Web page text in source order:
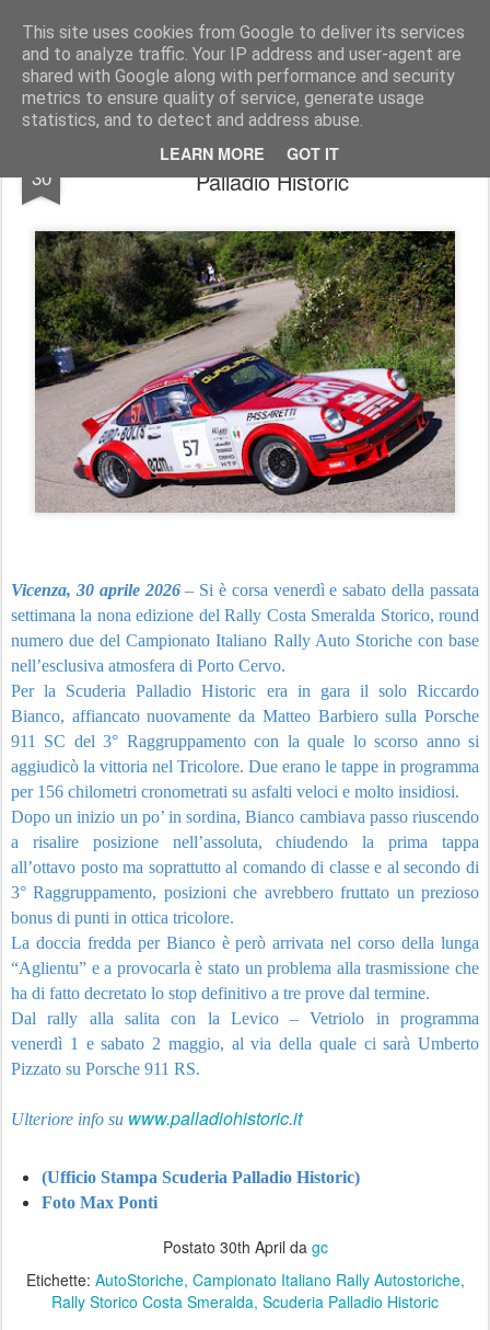
This site uses cookies from Google to deliver its services
and to analyze traffic. Your IP address and user-agent are
shared with Google along with performance and security
metrics to ensure quality of service, generate usage
statistics, and to detect and address abuse.
LEARN MORE GOT IT
AutoMotoCorse. Motorsport Random News 280912
30
Costa Smeralda amara per la Scuderia
Palladio Historic
Vicenza, 30 aprile 2026– Si è corsa venerdì e sabato della passata
settimana la nona edizione del Rally Costa Smeralda Storico, round
numero due del Campionato Italiano Rally Auto Storiche con base
nell’esclusiva atmosfera di Porto Cervo.
Per la Scuderia Palladio Historic era in gara il solo Riccardo
Bianco, affiancato nuovamente da Matteo Barbiero sulla Porsche
911 SC del 3° Raggruppamento con la quale lo scorso anno si
aggiudicò la vittoria nel Tricolore. Due erano le tappe in programma
per 156 chilometri cronometrati su asfalti veloci e molto insidiosi.
Dopo un inizio un po’ in sordina, Bianco cambiava passo riuscendo
a risalire posizione nell’assoluta, chiudendo la prima tappa
all’ottavo posto ma soprattutto al comando di classe e al secondo di
3° Raggruppamento, posizioni che avrebbero fruttato un prezioso
bonus di punti in ottica tricolore.
La doccia fredda per Bianco è però arrivata nel corso della lunga
“Aglientu” e a provocarla è stato un problema alla trasmissione che
ha di fatto decretato lo stop definitivo a tre prove dal termine.
Dal rally alla salita con la Levico – Vetriolo in programma
venerdì 1 esabato 2 maggio, al via della quale ci sarà Umberto
Pizzato su Porsche 911 RS.
Ulteriore info su www.palladiohistoric.it
(Ufficio Stampa Scuderia Palladio Historic)
Foto Max Ponti
Postato 30th April da gc
Etichette: AutoStoriche Campionato Italiano Rally Autostoriche
Rally Storico Costa Smeralda Scuderia Palladio Historic